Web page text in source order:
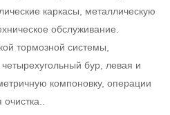
каркасы, металлическую
обслуживание.
тормозной системы,
бур, левая и
компоновку, операции